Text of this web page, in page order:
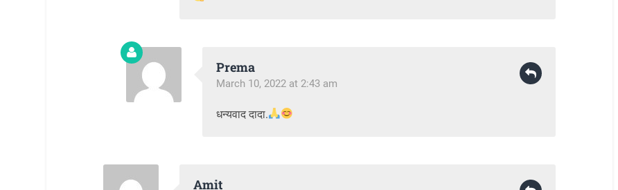
Prema
March 10, 2022 at 2:43 am
धन्यवाद दादा.
Amit